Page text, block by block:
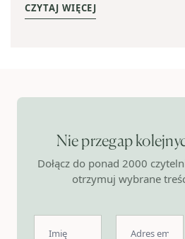
CZYTAJ WIĘCEJ
Nie przegap
Dołącz do ponad 2000
otrzymuj wybrane